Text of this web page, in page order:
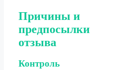
Причины и
предпосылки
отзыва
Контроль